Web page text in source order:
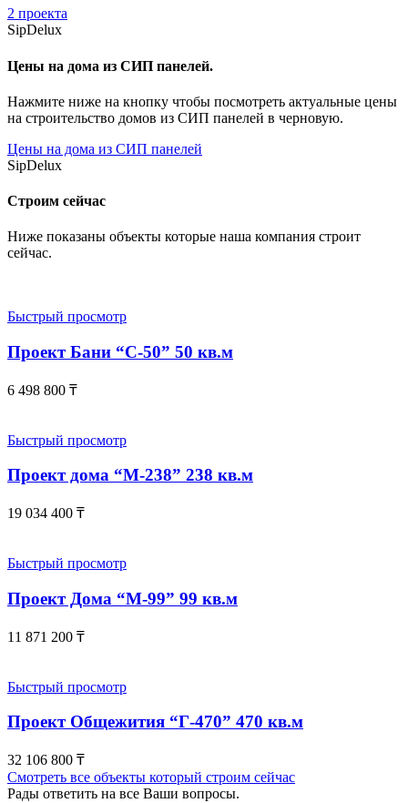
2 проекта
SipDelux
Цены на дома из СИП панелей.
Нажмите ниже на кнопку чтобы посмотреть актуальные цены
на строительство домов из СИП панелей в черновую.
Цены на дома из СИП панелей
SipDelux
Строим сейчас
Ниже показаны объекты которые наша компания строит
сейчас.
Быстрый просмотр
Проект Бани “С-50” 50 кв.м
6 498 800 ₸
Быстрый просмотр
Проект дома “М-238” 238 кв.м
19 034 400 ₸
Быстрый просмотр
Проект Дома “М-99” 99 кв.м
11 871 200 ₸
Быстрый просмотр
Проект Общежития “Г-470” 470 кв.м
32 106 800 ₸
Смотреть все объекты который строим сейчас
Рады ответить на все Ваши вопросы.